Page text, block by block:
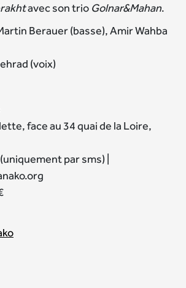
avec son trio Golnar&Mahan.
Berauer (basse), Amir Wahba
(voix)
face au 34 quai de la Loire,
par sms) |